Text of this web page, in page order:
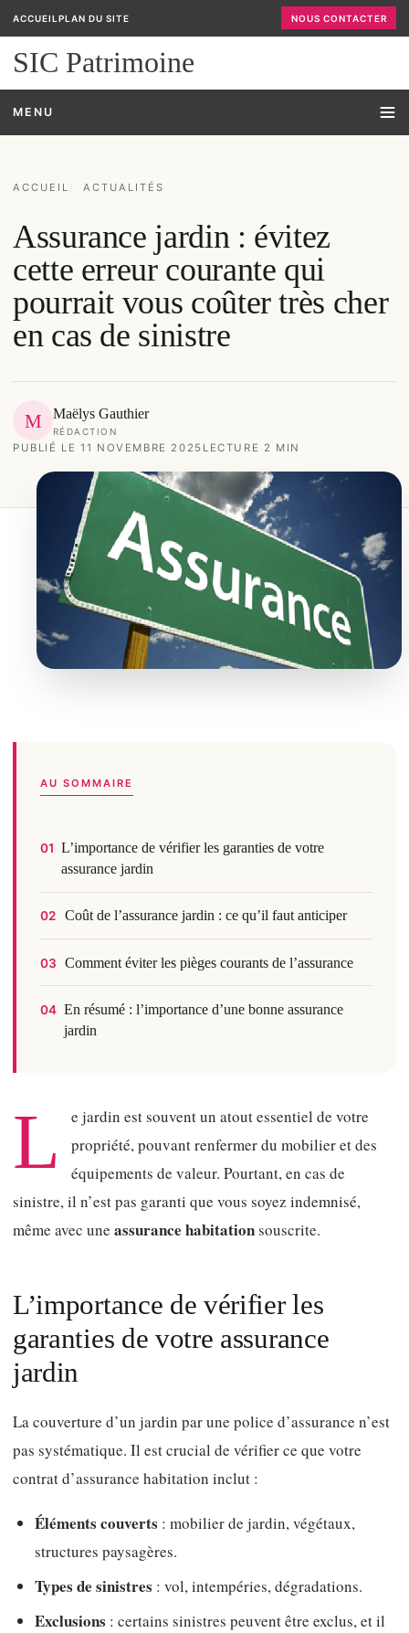
ACCUEIL PLAN DU SITE NOUS CONTACTER
SIC Patrimoine
MENU
ACCUEIL ACTUALITÉS
Assurance jardin : évitez
cette erreur courante qui
pourrait vous coûter très cher
en cas de sinistre
M Maëlys Gauthier
RÉDACTION
PUBLIÉ LE 11 NOVEMBRE 2025 LECTURE 2 MIN
AU SOMMAIRE
01 L’importance de vérifier les garanties de votre
assurance jardin
02 Coût de l’assurance jardin : ce qu’il faut anticiper
03 Comment éviter les pièges courants de l’assurance
04 En résumé : l’importance d’une bonne assurance
jardin
L
e jardin est souvent un atout essentiel de votre
propriété, pouvant renfermer du mobilier et des
équipements de valeur. Pourtant, en cas de
sinistre, il n’est pas garanti que vous soyez indemnisé,
même avec une assurance habitationsouscrite.
L’importance de vérifier les
garanties de votre assurance
jardin
La couverture d’un jardin par une police d’assurance n’est
pas systématique. Il est crucial de vérifier ce que votre
contrat d’assurance habitation inclut :
Éléments couverts : mobilier de jardin, végétaux,
structures paysagères.
Types de sinistres : vol, intempéries, dégradations.
Exclusions : certains sinistres peuvent être exclus, et il